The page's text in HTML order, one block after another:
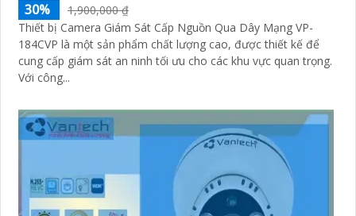
30%
1,900,000 ₫
Thiết bị Camera Giám Sát Cấp Nguồn Qua Dây Mạng VP-
184CVP là một sản phẩm chất lượng cao, được thiết kế để
cung cấp giám sát an ninh tối ưu cho các khu vực quan trọng.
Với công...